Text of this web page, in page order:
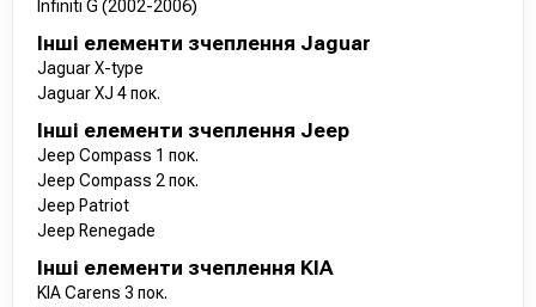
Infiniti G (2002-2006)
Інші елементи зчеплення Jaguar
Jaguar X-type
Jaguar XJ 4 пок.
Інші елементи зчеплення Jeep
Jeep Compass 1 пок.
Jeep Compass 2 пок.
Jeep Patriot
Jeep Renegade
Інші елементи зчеплення KIA
KIA Carens 3 пок.